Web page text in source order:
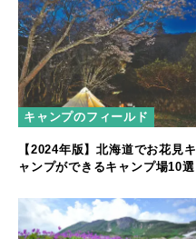
キャンプのフィールド
【2024年版】北海道でお花見キ
ャンプができるキャンプ場10選